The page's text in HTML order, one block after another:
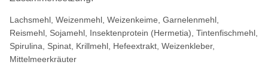
Lachsmehl, Weizenmehl, Weizenkeime, Garnelenmehl,
Reismehl, Sojamehl, Insektenprotein (Hermetia), Tintenfischmehl,
Spirulina, Spinat, Krillmehl, Hefeextrakt, Weizenkleber,
Mittelmeerkräuter